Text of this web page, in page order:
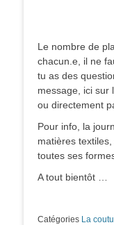
Le nombre de
chacun.e, il ne
tu as des
message, ici sur
ou directement
Pour info, la
matières
toutes ses
A tout bientôt …
Catégories La